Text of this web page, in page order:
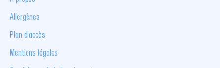
Allergènes
Plan d'accès
Mentions légales